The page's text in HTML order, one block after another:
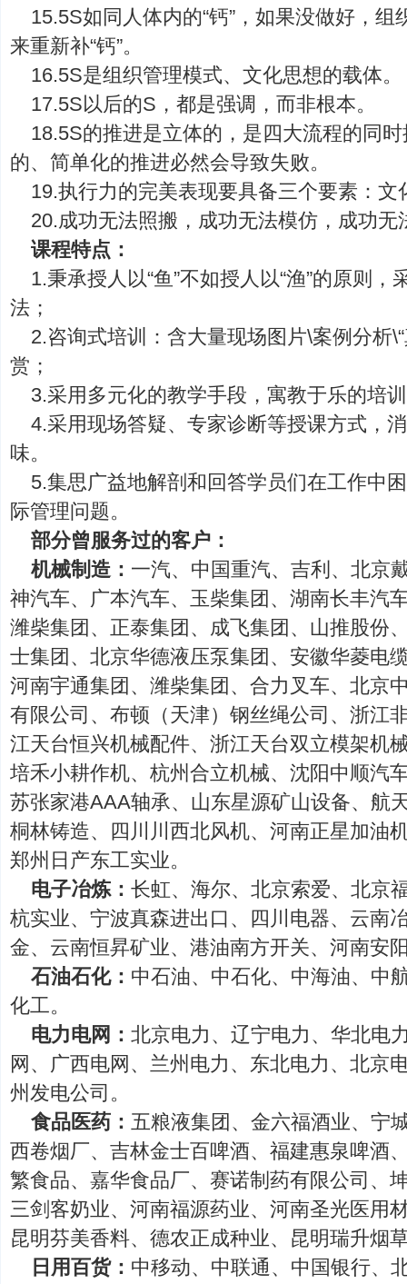
15.5S如同人体内的“钙”，如果没做好，
来重新补“钙”。
16.5S是组织管理模式、文化思想的载体。
17.5S以后的S，都是强调，而非根本。
18.5S的推进是立体的，是四大流程的同
的、简单化的推进必然会导致失败。
19.执行力的完美表现要具备三个要素：文
20.成功无法照搬，成功无法模仿，成功无
课程特点：
1.秉承授人以“鱼”不如授人以“渔”的原则
法；
2.咨询式培训：含大量现场图片\案例分析
赏；
3.采用多元化的教学手段，寓教于乐的培
4.采用现场答疑、专家诊断等授课方式，
味。
5.集思广益地解剖和回答学员们在工作中
际管理问题。
部分曾服务过的客户：
机械制造： 一汽、中国重汽、吉利、北京
神汽车、广本汽车、玉柴集团、湖南长丰汽
潍柴集团、正泰集团、成飞集团、山推股份
士集团、北京华德液压泵集团、安徽华菱电
河南宇通集团、潍柴集团、合力叉车、北京
有限公司、布顿（天津）钢丝绳公司、浙江
江天台恒兴机械配件、浙江天台双立模架机
培禾小耕作机、杭州合立机械、沈阳中顺汽
苏张家港AAA轴承、山东星源矿山设备、航
桐林铸造、四川川西北风机、河南正星加油
郑州日产东工实业。
电子冶炼：长虹、海尔、北京索爱、北京
杭实业、宁波真森进出口、四川电器、云南
金、云南恒昇矿业、港油南方开关、河南安
石油石化： 中石油、中石化、中海油、中
化工。
电力电网：北京电力、辽宁电力、华北电
网、广西电网、兰州电力、东北电力、北京
州发电公司。
食品医药：五粮液集团、金六福酒业、宁
西卷烟厂、吉林金士百啤酒、福建惠泉啤酒
繁食品、嘉华食品厂、赛诺制药有限公司、
三剑客奶业、河南福源药业、河南圣光医用
昆明芬美香料、德农正成种业、昆明瑞升烟
日用百货： 中移动、中联通、中国银行、